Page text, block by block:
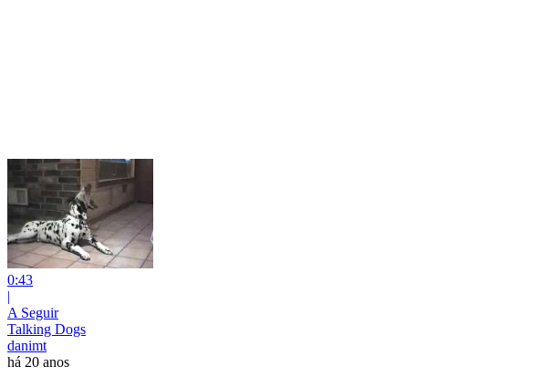
0:43
|
A Seguir
Talking Dogs
danimt
há 20 anos